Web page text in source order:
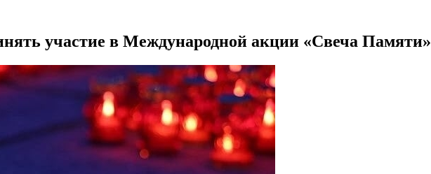
участие в Международной акции «Свеча Памяти»